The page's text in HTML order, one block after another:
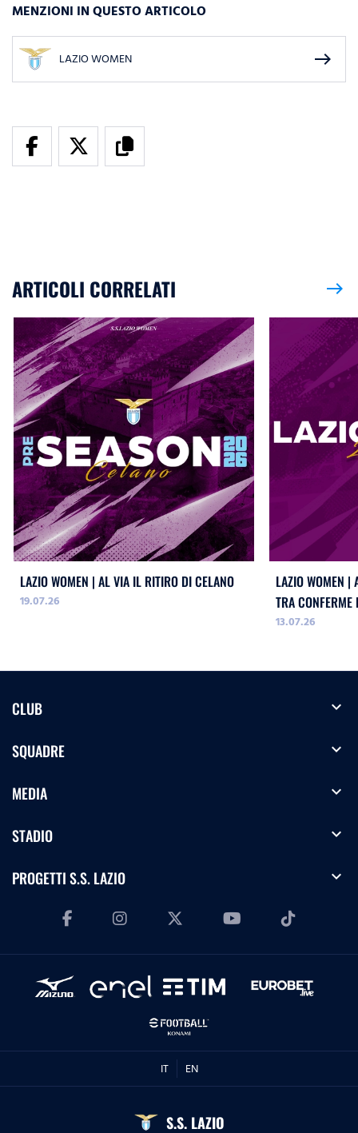
MENZIONI IN QUESTO ARTICOLO
LAZIO WOMEN east
ARTICOLI CORRELATI east
LAZIO WOMEN | AL VIA IL RITIRO DI CELANO
19.07.26
LAZIO WOMEN |
TRA
13.07.26
CLUB expand_more
SQUADRE expand_more
MEDIA expand_more
STADIO expand_more
PROGETTI S.S. LAZIO expand_more
IT EN
S.S. LAZIO